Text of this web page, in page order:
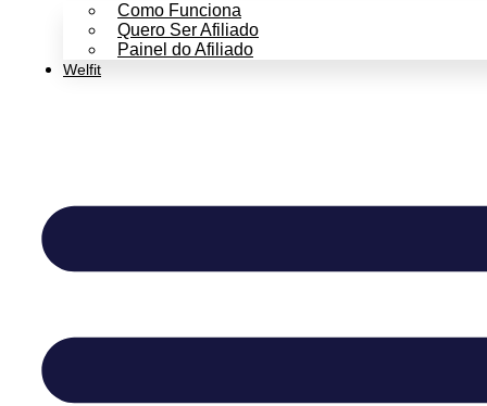
Como Funciona
Quero Ser Afiliado
Painel do Afiliado
Welfit